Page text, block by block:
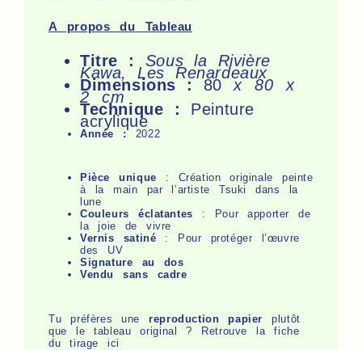
A propos du Tableau
Titre : Sous la Rivière
Kawa, Les Renardeaux
Dimensions : 80 x 80 x
2 cm
Technique : Peinture
acrylique
Année :2022
Pièce unique : Création originale peinte
à la main par l’artiste Tsuki dans la
lune
Couleurs éclatantes : Pour apporter de
la joie de vivre
Vernis satiné : Pour protéger l’œuvre
des UV
Signature au dos
Vendu sans cadre
Tu préfères unereproduction papierplutôt
que le tableau original ? Retrouve la fiche
dutirage ici